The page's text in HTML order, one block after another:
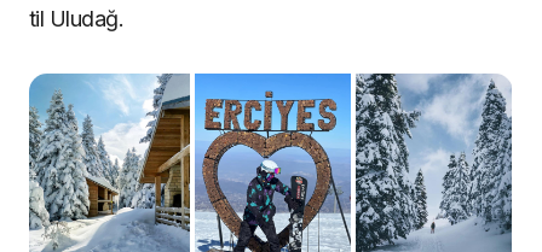
til Uludağ.